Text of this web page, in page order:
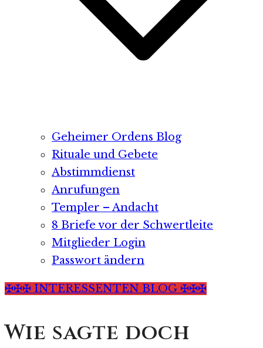
Geheimer Ordens Blog
Rituale und Gebete
Abstimmdienst
Anrufungen
Templer – Andacht
8 Briefe vor der Schwertleite
Mitglieder Login
Passwort ändern
✠✠✠ INTERESSENTEN BLOG ✠✠✠
Wie sagte doch